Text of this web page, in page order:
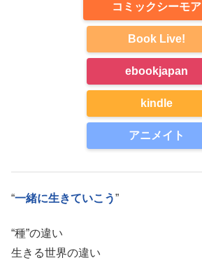
コミックシーモア
Book Live!
ebookjapan
kindle
アニメイト
“一緒に生きていこう”
“種”の違い
生きる世界の違い